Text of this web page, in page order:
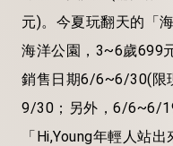
元)。今夏玩翻天的「
海洋公園，3~6歲699
銷售日期6/6~6/30(限
9/30；另外，6/6~6/
「Hi,Young年輕人站